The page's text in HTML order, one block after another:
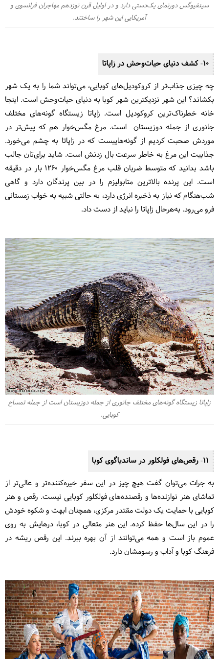
سینفیوگس دورنمای یک‌دستی دارد و در اوایل قرن نوزدهم مهاجران فرانسوی و
آمریکایی این شهر را ساختند.
10- کشف دنیای حیات‌وحش در زاپاتا
چه چیزی جذاب‌تر از کروکودیل‌های کوبایی، می‌تواند شما را به یک شهر
بکشاند؟ این شهر نزدیکترین شهر کوبا به دنیای حیات‌وحش است. اینجا
خانه خطرناک‌ترین کروکودیل است. زاپاتا زیستگاه گونه‌های مختلف
جانوری از جمله دوزیستان است. مرغ مگس‌خوار هم که پیش‌تر در
موردش صحبت کردیم از گونه‌هاییست که در زاپاتا به چشم می‌خورد.
جذابیت این مرغ به خاطر سرعت بال زدنش است. شاید برای‌تان جالب
باشد بدانید که متوسط ضربان قلب مرغ مگس‌خوار 1260 بار در دقیقه
است. این پرنده بالاترین متابولیزم را در بین پرندگان دارد و گاهی
شب‌هنگام که نیاز به ذخیره انرژی دارد، به حالتی شبیه به خواب زمستانی
فرو می‌رود. به‌هرحال زاپاتا را نباید از دست داد.
زاپاتا زیستگاه گونه‌های مختلف جانوری از جمله دوزیستان است از جمله تمساح
کوبایی.
11- رقص‌های فولکلور در ساندیاگوی کوبا
به جرات می‌توان گفت هیچ چیز در این سفر خیره‌کننده‌تر و عالی‌تر از
تماشای هنر نوازنده‌ها و رقصنده‌های فولکلور کوبایی نیست. رقص و هنر
کوبایی با حمایت یک دولت مقتدر مرکزی، همچنان ابهت و شکوه خودش
را در این سال‌ها حفظ کرده. این هنر متعالی در کوبا، درهایش به روی
عموم باز است و همه می‌توانند از آن بهره ببرند. این رقص ریشه در
فرهنگ کوبا و آداب و رسومشان دارد.